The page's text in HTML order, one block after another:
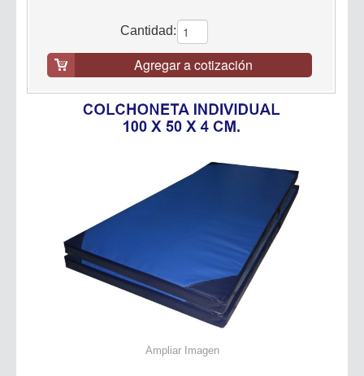
Cantidad:
Agregar a cotización
Ampliar Imagen